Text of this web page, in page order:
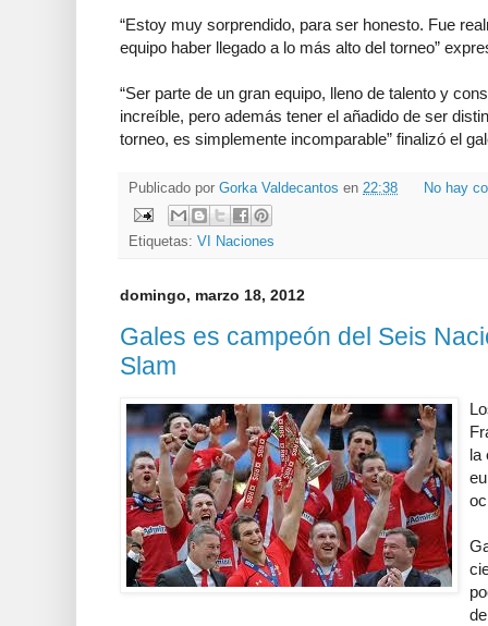
“Estoy muy sorprendido, para ser honesto. Fue
equipo haber llegado a lo más alto del torneo”
“Ser parte de un gran equipo, lleno de talento y
increíble, pero además tener el añadido de ser
torneo, es simplemente incomparable” finalizó el
Publicado por Gorka Valdecantos en 22:38 No hay
Etiquetas: VI Naciones
domingo, marzo 18, 2012
Gales es campeón del Seis
Slam
la